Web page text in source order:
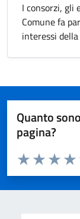
I consorzi, gli
Comune fa
interessi
Quanto
pagina?
Valuta da 1 a 5
Valuta
Valuta 2
Valuta 1 stelle